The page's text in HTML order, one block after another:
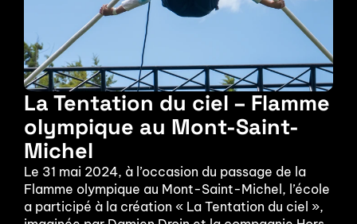
La Tentation du ciel – Flamme
olympique au Mont-Saint-
Michel
Le 31 mai 2024, à l’occasion du passage de la
Flamme olympique au Mont-Saint-Michel, l’école
a participé à la création « La Tentation du ciel »,